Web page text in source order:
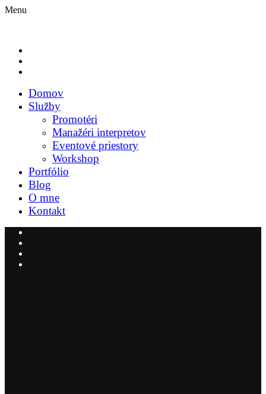
Menu
Domov
Služby
Promotéri
Manažéri interpretov
Eventové priestory
Workshop
Portfólio
Blog
O mne
Kontakt